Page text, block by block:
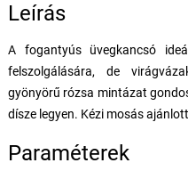
Leírás
A fogantyús üvegkancsó
felszolgálására, de
gyönyörű rózsa mintázat
dísze legyen. Kézi mosás
Paraméterek